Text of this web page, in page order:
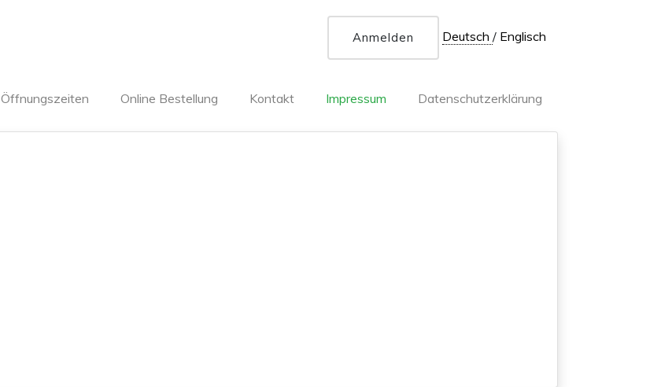
Anmelden Deutsch / Englisch
Öffnungszeiten Online Bestellung Kontakt Impressum Datenschutzerklärung